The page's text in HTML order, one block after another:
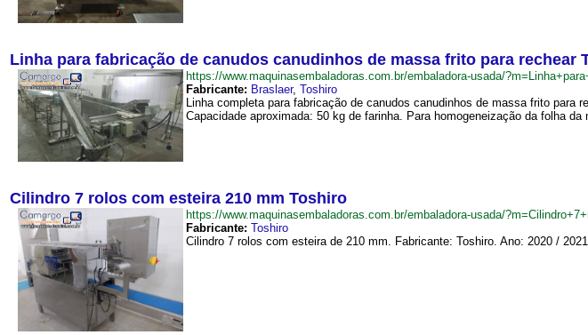
Linha para fabricação de canudos canudinhos de massa frito para rechear
https://www.maquinasembaladoras.com.br/embaladora-usada/
Fabricante: Braslaer, Toshiro
Linha completa para fabricação de canudos canudinhos de massa frito para
Capacidade aproximada: 50 kg de farinha. Para homogeneização da folha da
Cilindro 7 rolos com esteira 210 mm Toshiro
https://www.maquinasembaladoras.com.br/embaladora-usada/
Fabricante: Toshiro
Cilindro 7 rolos com esteira de 210 mm. Fabricante: Toshiro. Ano: 2020 /